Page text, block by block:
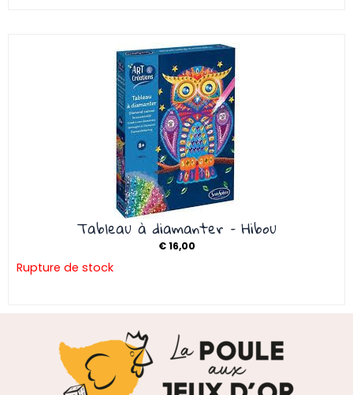
Tableau à diamanter – Hibou
€16,00
Rupture de stock